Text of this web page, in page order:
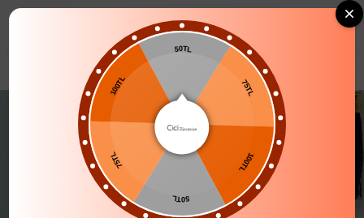
0
50TL
75TL
100TL
50TL
75TL
100TL